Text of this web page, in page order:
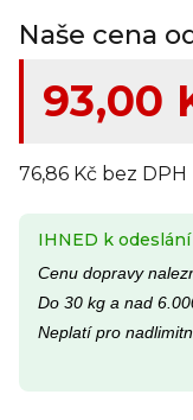
Naše cena
93,00
76,86 Kč bez DPH
IHNED k odeslání
Cenu dopravy
Do 30 kg a nad
Neplatí pro